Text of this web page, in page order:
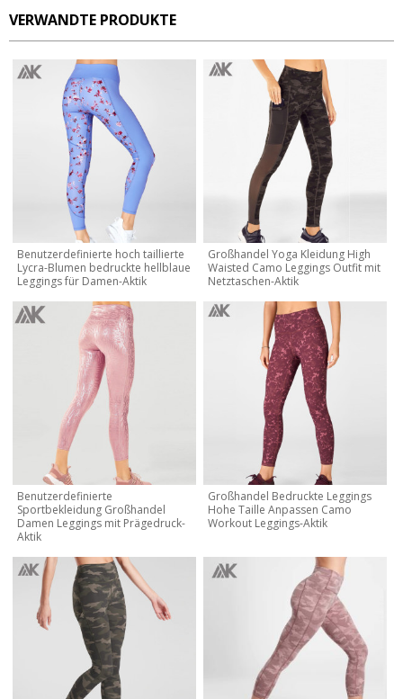
VERWANDTE PRODUKTE
Benutzerdefinierte hoch taillierte
Lycra-Blumen bedruckte hellblaue
Leggings für Damen-Aktik
Großhandel Yoga Kleidung High
Waisted Camo Leggings Outfit mit
Netztaschen-Aktik
Benutzerdefinierte
Sportbekleidung Großhandel
Damen Leggings mit Prägedruck-
Aktik
Großhandel Bedruckte Leggings
Hohe Taille Anpassen Camo
Workout Leggings-Aktik